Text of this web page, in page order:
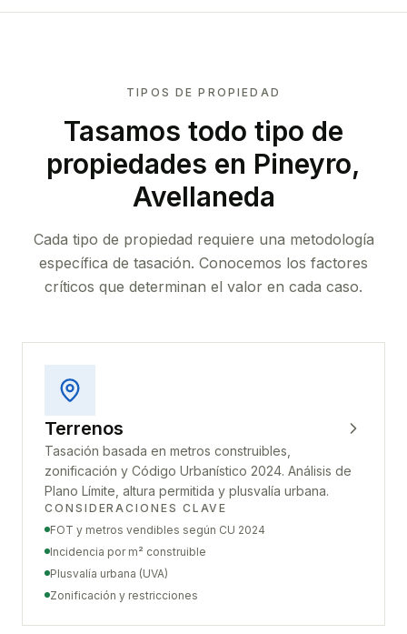
TIPOS DE PROPIEDAD
Tasamos todo tipo de
propiedades en Pineyro,
Avellaneda
Cada tipo de propiedad requiere una metodología
específica de tasación. Conocemos los factores
críticos que determinan el valor en cada caso.
Terrenos
Tasación basada en metros construibles,
zonificación y Código Urbanístico 2024. Análisis de
Plano Límite, altura permitida y plusvalía urbana.
CONSIDERACIONES CLAVE
FOT y metros vendibles según CU 2024
Incidencia por m² construible
Plusvalía urbana (UVA)
Zonificación y restricciones